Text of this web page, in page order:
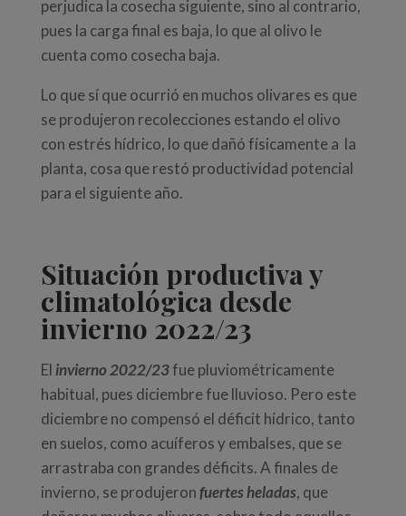
perjudica la cosecha siguiente, sino al contrario,
pues la carga final es baja, lo que al olivo le
cuenta como cosecha baja.
Lo que sí que ocurrió en muchos olivares es que
se produjeron recolecciones estando el olivo
con estrés hídrico, lo que dañó físicamente a la
planta, cosa que restó productividad potencial
para el siguiente año.
Situación productiva y
climatológica desde
invierno 2022/23
Elinvierno 2022/23fue pluviométricamente
habitual, pues diciembre fue lluvioso. Pero este
diciembre no compensó el déficit hídrico, tanto
en suelos, como acuíferos y embalses, que se
arrastraba con grandes déficits. A finales de
invierno, se produjeronfuertes heladas, que